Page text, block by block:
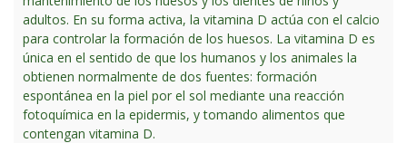
adultos. En su forma activa, la vitamina D actúa con el calcio
para controlar la formación de los huesos. La vitamina D es
única en el sentido de que los humanos y los animales la
obtienen normalmente de dos fuentes: formación
espontánea en la piel por el sol mediante una reacción
fotoquímica en la epidermis, y tomando alimentos que
contengan vitamina D.